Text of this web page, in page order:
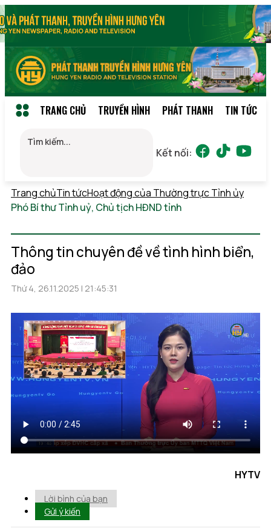
TRANG CHỦ TRUYỀN HÌNH PHÁT THANH TIN TỨC
Kết nối:
Trang chủTin tứcHoạt động của Thường trực Tỉnh ủy
Phó Bí thư Tỉnh uỷ, Chủ tịch HĐND tỉnh
Thông tin chuyên đề về tình hình biển,
đảo
Thứ 4, 26.11.2025 | 21:45:31
HYTV
Lời bình của bạn
Gửi ý kiến